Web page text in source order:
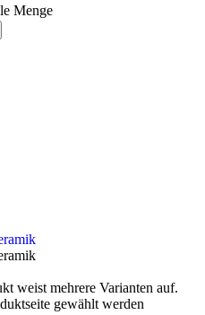
Menge
weist mehrere Varianten auf.
gewählt werden